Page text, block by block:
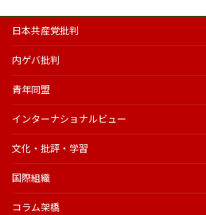
日本共産党批判
内ゲバ批判
青年同盟
インターナショナルビュー
文化・批評・学習
国際組織
コラム架橋